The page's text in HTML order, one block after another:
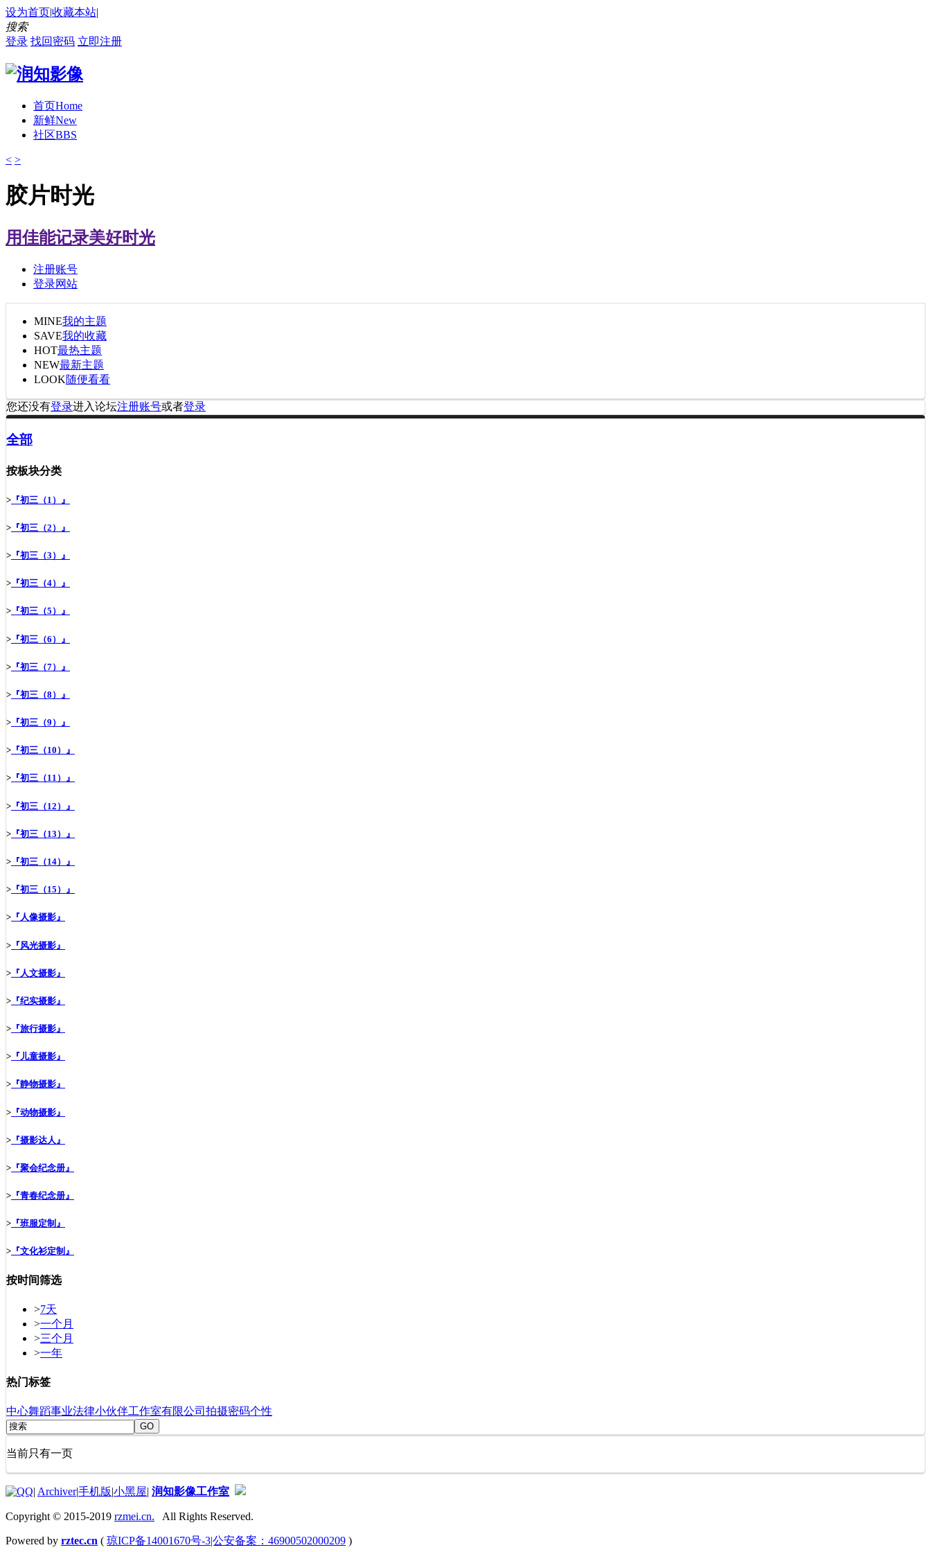
设为首页|收藏本站|
搜索
登录 找回密码 立即注册
首页Home
新鲜New
社区BBS
< >
胶片时光
用佳能记录美好时光
注册账号
登录网站
MINE我的主题
SAVE我的收藏
HOT最热主题
NEW最新主题
LOOK随便看看
您还没有登录进入论坛注册账号或者登录
全部
按板块分类
> 『初三（1）』
> 『初三（2）』
> 『初三（3）』
> 『初三（4）』
> 『初三（5）』
> 『初三（6）』
> 『初三（7）』
> 『初三（8）』
> 『初三（9）』
> 『初三（10）』
> 『初三（11）』
> 『初三（12）』
> 『初三（13）』
> 『初三（14）』
> 『初三（15）』
> 『人像摄影』
> 『风光摄影』
> 『人文摄影』
> 『纪实摄影』
> 『旅行摄影』
> 『儿童摄影』
> 『静物摄影』
> 『动物摄影』
> 『摄影达人』
> 『聚会纪念册』
> 『青春纪念册』
> 『班服定制』
> 『文化衫定制』
按时间筛选
>7天
>一个月
>三个月
>一年
热门标签
中心舞蹈事业法律小伙伴工作室有限公司 拍摄密码个性
GO
当前只有一页
| Archiver|手机版|小黑屋| 润知影像工作室
Copyright © 2015-2019 rzmei.cn. All Rights Reserved.
Powered by rztec.cn ( 琼ICP备14001670号-3|公安备案：46900502000209 )